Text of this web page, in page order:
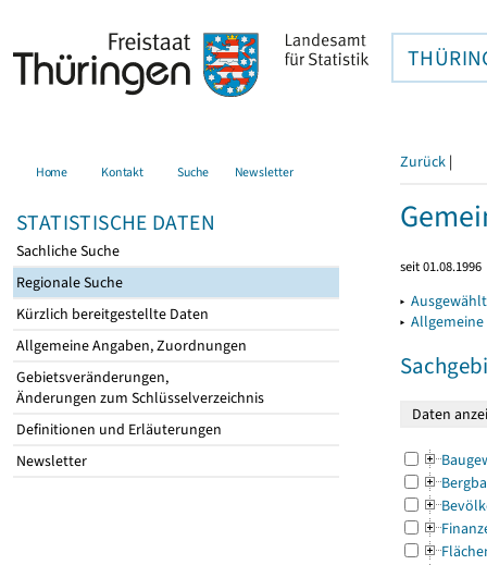
Home Kontakt Suche Newsletter
STATISTISCHE DATEN
Sachliche Suche
Regionale Suche
Kürzlich bereitgestellte Daten
Allgemeine Angaben, Zuordnungen
Gebietsveränderungen,
Änderungen zum Schlüsselverzeichnis
Definitionen und Erläuterungen
Newsletter
Zurück |
seit 01.08.1996
▸
▸